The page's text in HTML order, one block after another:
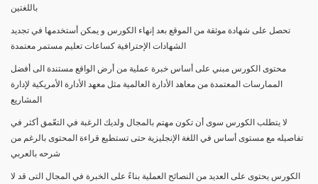
باللغتين
تحصل على شهادة موثقة من الموقع بعد إنهاء الكورس و يمكن أستخدمها في تجديد
الشهادات الإحترافية كساعات تعليم مستمر معتمدة
محتوى الكورس مبني على أساس خبرة عملية من أرض الواقع مستندة الى أفضل
الممارسات المعتمدة من معاهد الأدارة العالمية مثل معهد الأدارة الأمريكية لإدارة
المشاريع
لا يتطلب الكورس سوى أن تكون مهتم بالمجال ولديك الرغبة في التعّمق أكثر في
تفاصيله مع مستوى أساس في اللغة الإنجليزية حتى تستطيع قراءة المحتوى بالرغم من
شرحه بالعربي
الكورس يحتوى على العديد من النصائح العملية بناءً على الخبرة في المجال التى قد لا